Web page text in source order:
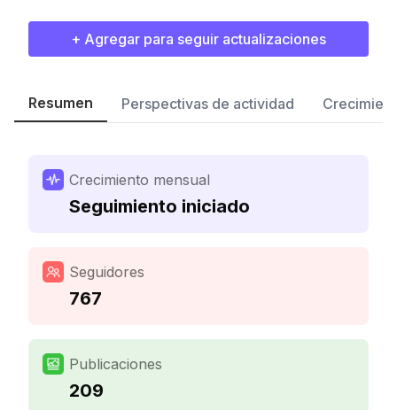
+ Agregar para seguir actualizaciones
Resumen Perspectivas de actividad
Crecimiento mensual
Seguimiento iniciado
Seguidores
767
Publicaciones
209